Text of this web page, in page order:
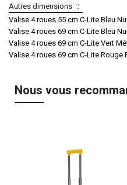
Autres dimensions
Valise 4 roues 55 cm C-Lite Bleu
Valise 4 roues 69 cm C-Lite Bleu
Valise 4 roues 69 cm C-Lite Vert
Valise 4 roues 69 cm C-Lite Rouge
Nous vous